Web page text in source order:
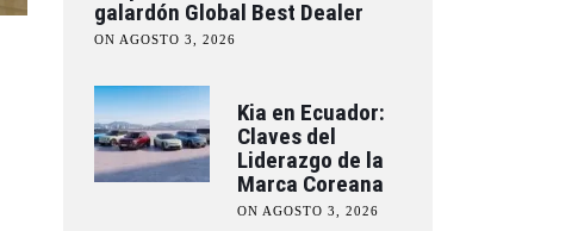
galardón Global Best Dealer
ON AGOSTO 3, 2026
Kia en Ecuador:
Claves del
Liderazgo de la
Marca Coreana
ON AGOSTO 3, 2026